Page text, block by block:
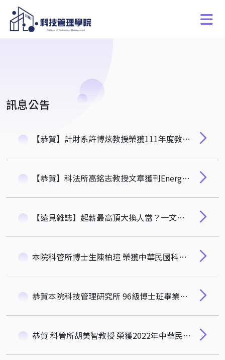
訊息公告
【恭賀】計財系許博炫教授榮獲111年度教育部學術獎 🎉🎉🎉
【恭賀】科法所高銘志教授文章獲刊Energy Strategy Reviews (能源類別SCI前15%之期刊)
【遠見雜誌】起薪最高頂大換人當？一文看懂2022碩士起薪Top5！
本院科管所博士生陳柏瑄 榮獲中華民國科技管理學會 2022科技管理博士論文獎佳作！🎉🎉🎉 指導教授：張元杰教授
恭賀本院科技管理研究所 96級博士班畢業生 陳旻男學長榮獲111年度 吳大猷先生紀念獎！
恭賀 科管所胡美智教授 榮獲2022年中華民國科技管理學會院士 🎉🎉🎉